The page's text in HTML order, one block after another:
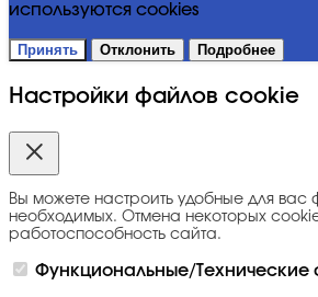
используются cookies
Принять Отклонить Подробнее
Настройки файлов cookie
Вы можете настроить удобные для
необходимых. Отмена некоторых
работоспособность сайта.
Функциональные/